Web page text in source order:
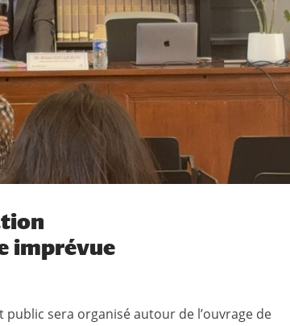
imprévue
sera organisé autour de l’ouvrage de